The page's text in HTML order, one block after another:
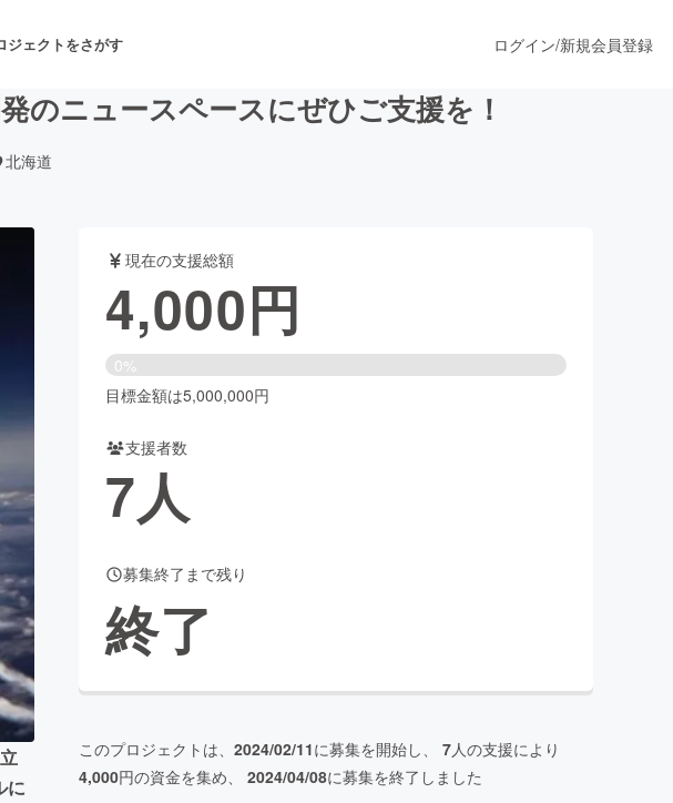
ジェクトをさがす
舞台・パフォーマンス
ビューティー・ヘルスケア
Creation
コミュニティ
ログイン/新規会員登録
のニュースペースにぜひご支援を！
北海道
に
現在の支援総額
4,000円
0%
目標金額は5,000,000円
支援者数
7人
募集終了まで残り
終了
このプロジェクトは、 2024/02/11に募集を開始し、 7人の支援により
4,000円の資金を集め、 2024/04/08に募集を終了しました